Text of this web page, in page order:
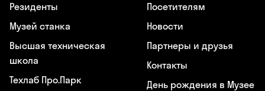
Резиденты
Музей станка
Высшая техническая
школа
Техлаб Про.Парк
Посетителям
Новости
Партнеры и друзья
Контакты
День рождения в Музее